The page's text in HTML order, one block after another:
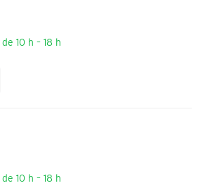
10 h – 18 h
10 h – 18 h